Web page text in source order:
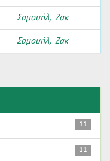
Σαμουήλ, Ζακ
Σαμουήλ, Ζακ
11
11